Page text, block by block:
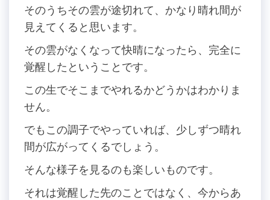
そのうちその雲が途切れて、かなり晴れ間が
見えてくると思います。
その雲がなくなって快晴になったら、完全に
覚醒したということです。
この生でそこまでやれるかどうかはわかりま
せん。
でもこの調子でやっていれば、少しずつ晴れ
間が広がってくるでしょう。
そんな様子を見るのも楽しいものです。
それは覚醒した先のことではなく、今からあ